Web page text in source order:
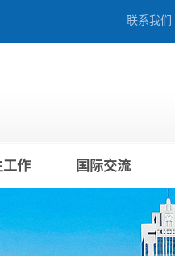
联系我们
工作 国际交流